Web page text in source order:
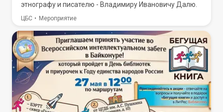
этнографу и писателю - Владимиру Ивановичу Далю.
ЦБС Мероприятие